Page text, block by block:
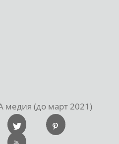
медия (до март 2021)